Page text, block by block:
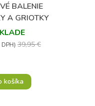
BALENIE
A GRIOTKY
DPH) 39,95 €
košíka